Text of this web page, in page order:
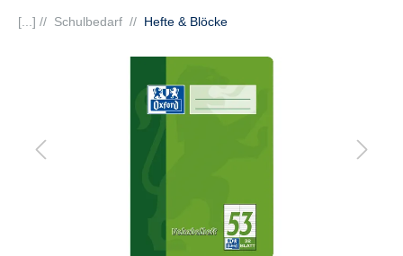
[...] // Schulbedarf // Hefte & Blöcke